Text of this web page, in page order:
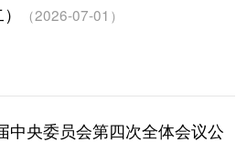
（2026-07-01）
中央委员会第四次全体会议公